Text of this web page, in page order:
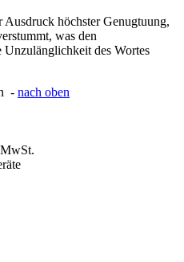
höchster Genugtuung,
was den
des Wortes
- nach oben